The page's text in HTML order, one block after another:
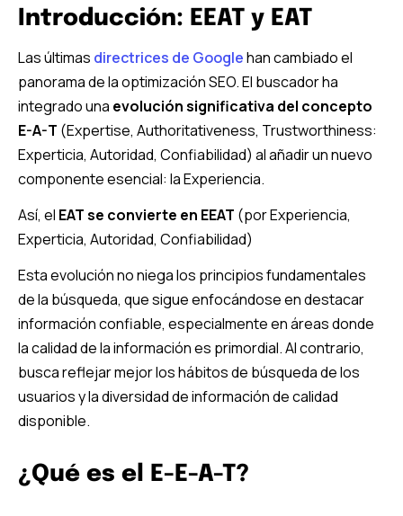
Introducción: EEAT y EAT
Las últimas directrices de Googlehan cambiado el
panorama de la optimización SEO. El buscador ha
integrado una evolución significativa del concepto
E-A-T (Expertise, Authoritativeness, Trustworthiness:
Experticia, Autoridad, Confiabilidad) al añadir un nuevo
componente esencial: la Experiencia.
Así, el EAT se convierte en EEAT (por Experiencia,
Experticia, Autoridad, Confiabilidad)
Esta evolución no niega los principios fundamentales
de la búsqueda, que sigue enfocándose en destacar
información confiable, especialmente en áreas donde
la calidad de la información es primordial. Al contrario,
busca reflejar mejor los hábitos de búsqueda de los
usuarios y la diversidad de información de calidad
disponible.
¿Qué es el E-E-A-T?